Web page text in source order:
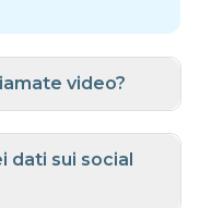
video?
dati sui social